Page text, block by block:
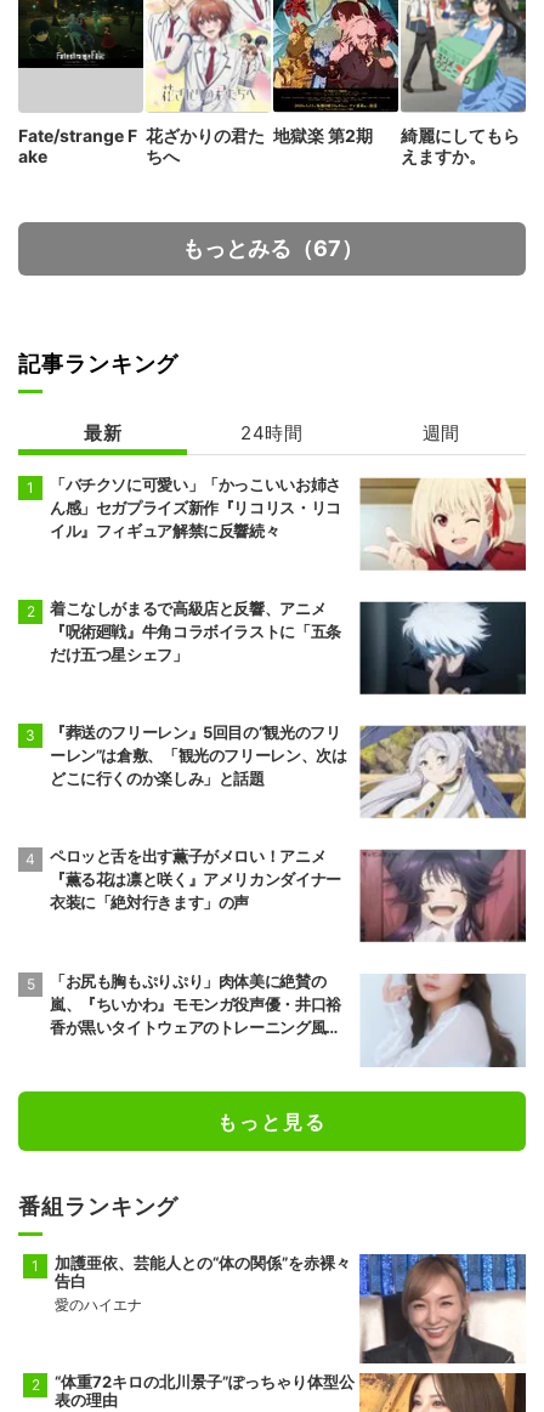
Fate/strange F
ake
花ざかりの君た
ちへ
地獄楽 第2期
綺麗にしてもら
えますか。
もっとみる（67）
記事ランキング
最新 24時間 週間
「バチクソに可愛い」「かっこいいお姉さ
ん感」セガプライズ新作『リコリス・リコ
イル』フィギュア解禁に反響続々
着こなしがまるで高級店と反響、アニメ
『呪術廻戦』牛角コラボイラストに「五条
だけ五つ星シェフ」
『葬送のフリーレン』5回目の“観光のフリ
ーレン”は倉敷、「観光のフリーレン、次は
どこに行くのか楽しみ」と話題
ペロッと舌を出す薫子がメロい！アニメ
『薫る花は凛と咲く』アメリカンダイナー
衣装に「絶対行きます」の声
「お尻も胸もぷりぷり」肉体美に絶賛の
嵐、『ちいかわ』モモンガ役声優・井口裕
香が黒いタイトウェアのトレーニング風景
もっと見る
番組ランキング
加護亜依、芸能人との“体の関係”を赤裸々
告白
愛のハイエナ
“体重72キロの北川景子”ぽっちゃり体型公
表の理由